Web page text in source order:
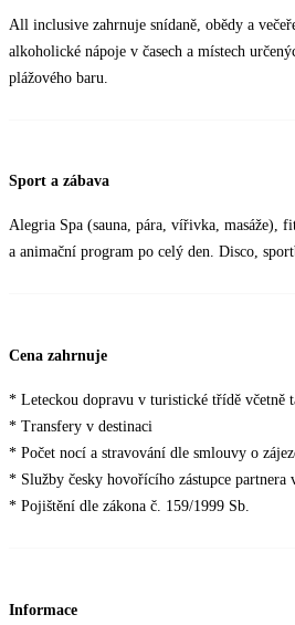
All inclusive zahrnuje snídaně, obědy a
alkoholické nápoje v časech a místech
plážového baru.
Sport a zábava
Alegria Spa (sauna, pára, vířivka, masáže),
a animační program po celý den. Disco,
Cena zahrnuje
* Leteckou dopravu v turistické třídě včetně
* Transfery v destinaci
* Počet nocí a stravování dle smlouvy o
* Služby česky hovořícího zástupce partnera
* Pojištění dle zákona č. 159/1999 Sb.
Informace